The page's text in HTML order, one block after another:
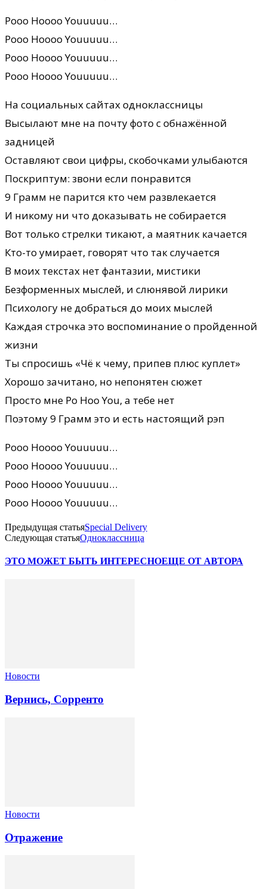
Pooo Hoooo Youuuuu…
Pooo Hoooo Youuuuu…
Pooo Hoooo Youuuuu…
Pooo Hoooo Youuuuu…
На социальных сайтах одноклассницы
Высылают мне на почту фото с обнажённой
задницей
Оставляют свои цифры, скобочками улыбаются
Поскриптум: звони если понравится
9 Грамм не парится кто чем развлекается
И никому ни что доказывать не собирается
Вот только стрелки тикают, а маятник качается
Кто-то умирает, говорят что так случается
В моих текстах нет фантазии, мистики
Безформенных мыслей, и слюнявой лирики
Психологу не добраться до моих мыслей
Каждая строчка это воспоминание о пройденной
жизни
Ты спросишь «Чё к чему, припев плюс куплет»
Хорошо зачитано, но непонятен сюжет
Просто мне Po Hoo You, а тебе нет
Поэтому 9 Грамм это и есть настоящий рэп
Pooo Hoooo Youuuuu…
Pooo Hoooo Youuuuu…
Pooo Hoooo Youuuuu…
Pooo Hoooo Youuuuu…
Предыдущая статьяSpecial Delivery
Следующая статьяОдноклассница
ЭТО МОЖЕТ БЫТЬ ИНТЕРЕСНОЕЩЕ ОТ АВТОРА
Новости
Вернись, Сорренто
Новости
Отражение